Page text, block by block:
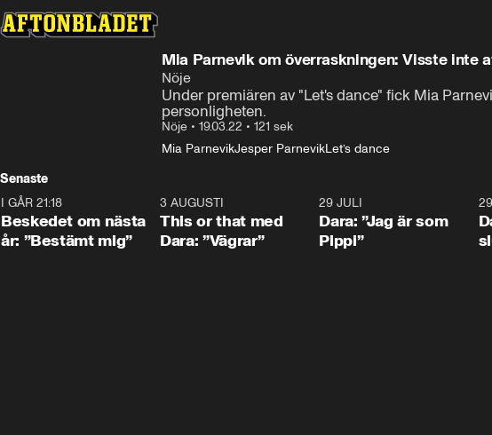
Mia Parnevik om överraskningen: Visste inte
Nöje
Under premiären av "Let's dance" fick Mia
personligheten.
Nöje • 19.03.22 • 121 sek
Mia ParnevikJesper ParnevikLet’s dance
Senaste
0:24
I GÅR 21:18
Beskedet om nästa
år: ”Bestämt mig”
1:02
3 AUGUSTI
This or that med
Dara: ”Vägrar”
29 JULI
Dara: ”Jag är som
Pippi”